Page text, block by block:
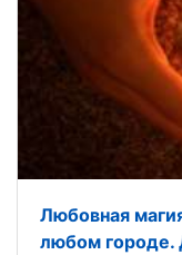
Любовная
любом городе.